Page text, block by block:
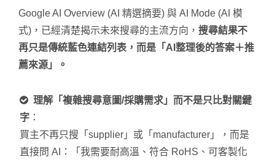
Google AI Overview (AI 精選摘要) 與 AI Mode (AI 模
式)，已經清楚揭示未來搜尋的主流方向， 搜尋結果不
再只是傳統藍色連結列表，而是「AI整理後的答案＋推
薦來源」。
理解「複雜搜尋意圖/採購需求」而不是只比對關鍵
字 ：
買主不再只搜「supplier」或「manufacturer」，而是
直接問 AI：「我需要耐高溫、符合 RoHS、可客製化